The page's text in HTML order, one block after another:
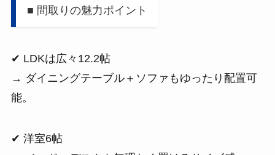
■ 間取りの魅力ポイント
✔ LDKは広々12.2帖
→ ダイニングテーブル＋ソファもゆったり配置可
能。
✔ 洋室6帖